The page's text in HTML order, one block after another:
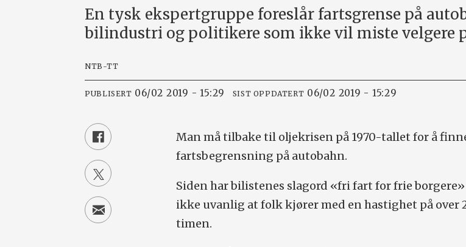
En tysk ekspertgruppe foreslår fartsgrense på
bilindustri og politikere som ikke vil miste velgere
NTB-TT
PUBLISERT 06/02 2019 - 15:29 SIST OPPDATERT 06/02 2019 - 15:29
Man må tilbake til oljekrisen på 1970-tallet for å
fartsbegrensning på autobahn.
Siden har bilistenes slagord «fri fart for frie
ikke uvanlig at folk kjører med en hastighet på over
timen.